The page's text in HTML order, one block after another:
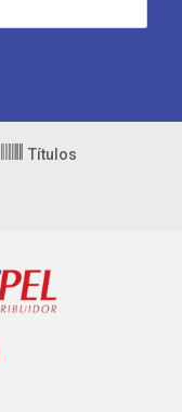
Títulos